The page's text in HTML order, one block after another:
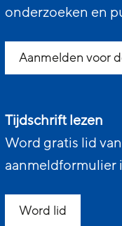
onderzoeken en
Aanmelden voor
Tijdschrift lezen
Word gratis lid
aanmeldformulier
Word lid